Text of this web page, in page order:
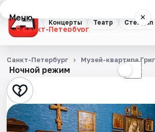
Концерты Театр Стендап
Меню ×
Санкт-Петербург
Концерты
Театр
Стендап
Выставки
Ночной режим ☾
Санкт-Петербург Музей-квартира